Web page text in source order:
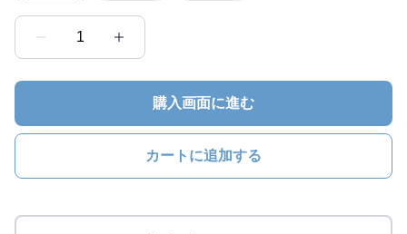
1
購入画面に進む
カートに追加する